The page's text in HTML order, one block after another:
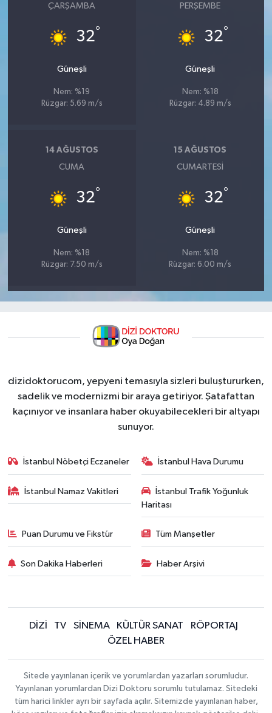
ÇARŞAMBA
32°
Güneşli
Nem: %19
Rüzgar: 5.69 m/s
PERŞEMBE
32°
Güneşli
Nem: %18
Rüzgar: 4.89 m/s
14 AĞUSTOS
CUMA
32°
Güneşli
Nem: %18
Rüzgar: 7.50 m/s
15 AĞUSTOS
CUMARTESI
32°
Güneşli
Nem: %18
Rüzgar: 6.00 m/s
dizidoktorucom, yepyeni temasıyla sizleri buluştururken,
sadelik ve modernizmi bir araya getiriyor. Şatafattan
kaçınıyor ve insanlara haber okuyabilecekleri bir altyapı
sunuyor.
İstanbul Nöbetçi Eczaneler İstanbul Hava Durumu
İstanbul Namaz Vakitleri
İstanbul Trafik Yoğunluk
Haritası
Puan Durumu ve Fikstür Tüm Manşetler
Son Dakika Haberleri Haber Arşivi
DİZİ TV SİNEMA KÜLTÜR SANAT
RÖPORTAJ
ÖZEL HABER
Sitede yayınlanan içerik ve yorumlardan yazarları sorumludur.
Yayınlanan yorumlardan Dizi Doktoru sorumlu tutulamaz. Sitedeki
tüm harici linkler ayrı bir sayfada açılır. Sitemizde yayınlanan haber,